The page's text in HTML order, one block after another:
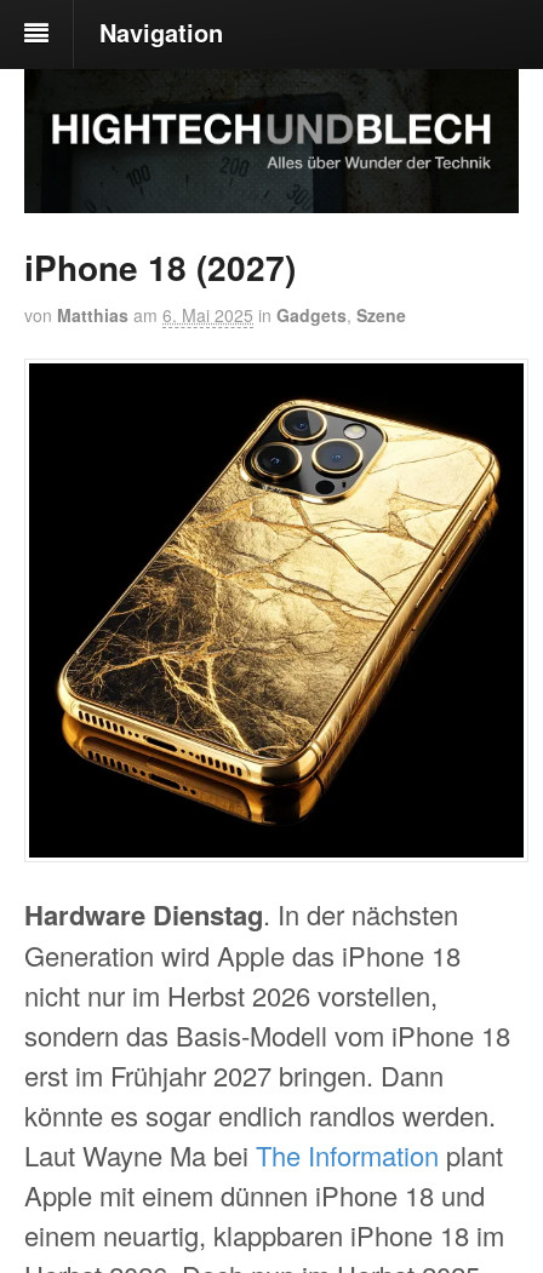
Navigation
iPhone 18 (2027)
von Matthias am 6. Mai 2025 in Gadgets, Szene
Hardware Dienstag. In der nächsten
Generation wird Apple das iPhone 18
nicht nur im Herbst 2026 vorstellen,
sondern das Basis-Modell vom iPhone 18
erst im Frühjahr 2027 bringen. Dann
könnte es sogar endlich randlos werden.
Laut Wayne Ma bei The Information plant
Apple mit einem dünnen iPhone 18 und
einem neuartig, klappbaren iPhone 18 im